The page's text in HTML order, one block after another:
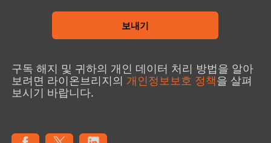
보내기
구독 해지 및 귀하의 개인 데이터 처리 방법을 알아
보려면 라이온브리지의 개인정보보호 정책을 살펴
보시기 바랍니다.